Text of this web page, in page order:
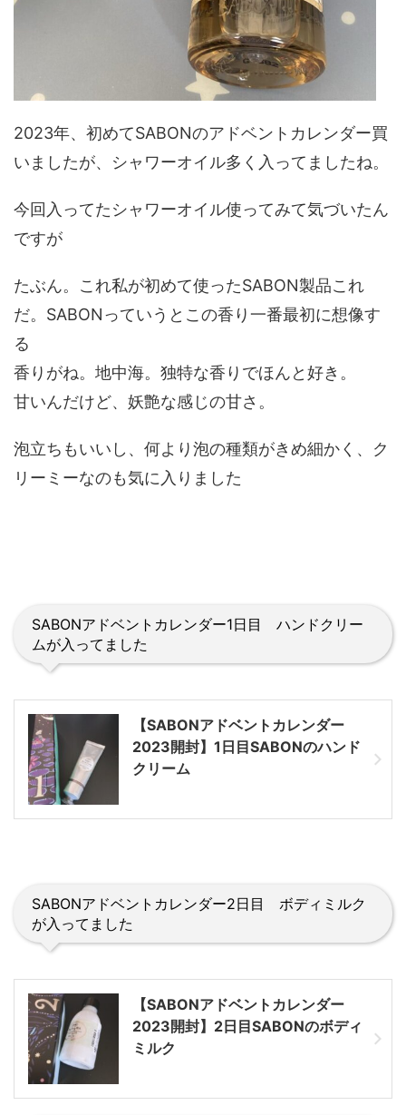
2023年、初めてSABONのアドベントカレンダー買
いましたが、シャワーオイル多く入ってましたね。
今回入ってたシャワーオイル使ってみて気づいたん
ですが
たぶん。これ私が初めて使ったSABON製品これ
だ。SABONっていうとこの香り一番最初に想像す
る
香りがね。地中海。独特な香りでほんと好き。
甘いんだけど、妖艶な感じの甘さ。
泡立ちもいいし、何より泡の種類がきめ細かく、ク
リーミーなのも気に入りました
SABONアドベントカレンダー1日目 ハンドクリー
ムが入ってました
【SABONアドベントカレンダー
2023開封】1日目SABONのハンド
クリーム
SABONアドベントカレンダー2日目 ボディミルク
が入ってました
【SABONアドベントカレンダー
2023開封】2日目SABONのボディ
ミルク